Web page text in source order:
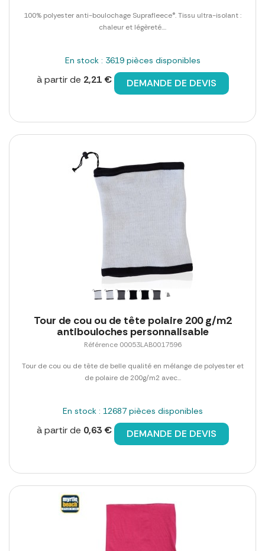
100% polyester anti-boulochage Suprafleece®. Tissu ultra-isolant :
chaleur et légèreté....
En stock : 3619 pièces disponibles
à partir de 2,21 € DEMANDE DE DEVIS
Tour de cou ou de tête polaire 200 g/m2
antibouloches personnalisable
Référence 00053LAB0017596
Tour de cou ou de tête de belle qualité en mélange de polyester et
de polaire de 200g/m2 avec...
En stock : 12687 pièces disponibles
à partir de 0,63 € DEMANDE DE DEVIS